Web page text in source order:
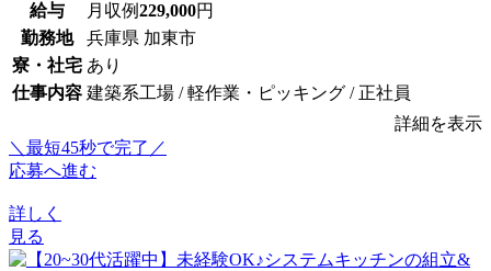
給与 月収例229,000円
勤務地
兵庫県 加東市
寮・社宅 あり
仕事内容 建築系工場 / 軽作業・ピッキング / 正社員
詳細を表示
＼最短45秒で完了／
応募へ進む
詳しく
見る